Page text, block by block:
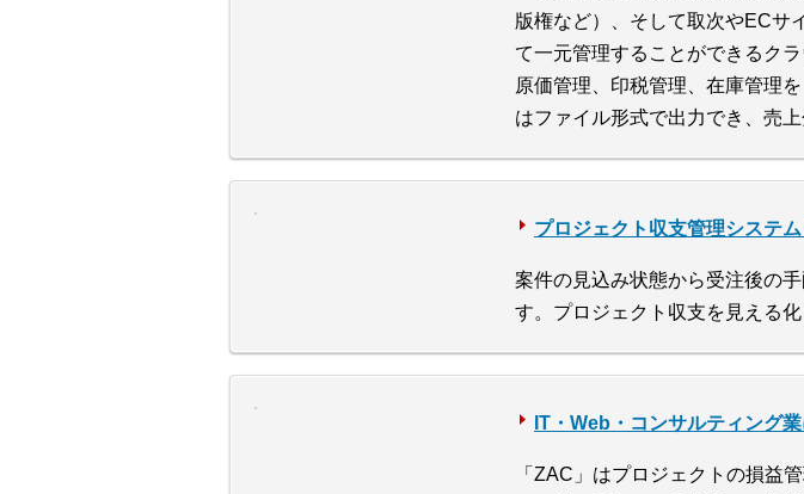
版権など）、そして取次やECサ
て一元管理することができるク
原価管理、印税管理、在庫管理
はファイル形式で出力でき、売
プロジェクト収支管理システ
案件の見込み状態から受注後の
す。プロジェクト収支を見える
IT・Web・コンサルティング
「ZAC」はプロジェクトの損益